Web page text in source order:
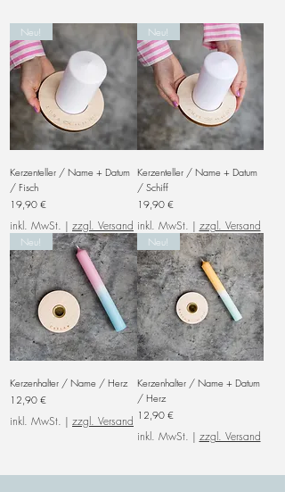
Neu!
Kerzenteller / Name + Datum
/ Fisch
Preis
19,90 €
inkl. MwSt. | zzgl. Versand
Neu!
Kerzenteller / Name + Datum
/ Schiff
Preis
19,90 €
inkl. MwSt. | zzgl. Versand
Neu!
Kerzenhalter / Name / Herz
Preis
12,90 €
inkl. MwSt. | zzgl. Versand
Neu!
Kerzenhalter / Name + Datum
/ Herz
Preis
12,90 €
inkl. MwSt. | zzgl. Versand